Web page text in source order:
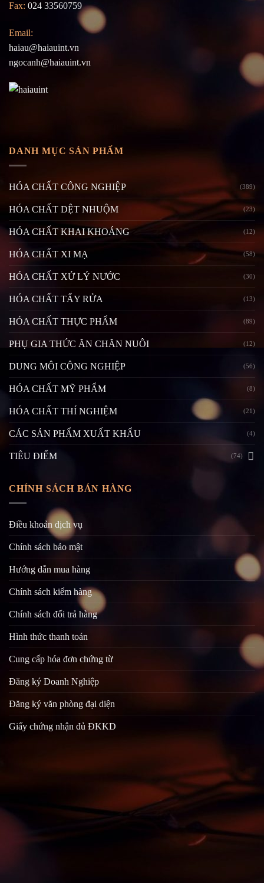
Fax: 024 33560759
Email:
haiau@haiauint.vn
ngocanh@haiauint.vn
DANH MỤC SẢN PHẨM
HÓA CHẤT CÔNG NGHIỆP (389)
HÓA CHẤT DỆT NHUỘM (23)
HÓA CHẤT KHAI KHOÁNG (12)
HÓA CHẤT XI MẠ (58)
HÓA CHẤT XỬ LÝ NƯỚC (30)
HÓA CHẤT TẨY RỬA (13)
HÓA CHẤT THỰC PHẨM (89)
PHỤ GIA THỨC ĂN CHĂN NUÔI (12)
DUNG MÔI CÔNG NGHIỆP (56)
HÓA CHẤT MỸ PHẨM (8)
HÓA CHẤT THÍ NGHIỆM (21)
CÁC SẢN PHẨM XUẤT KHẨU (4)
TIÊU ĐIỂM (74)
CHÍNH SÁCH BÁN HÀNG
Điều khoản dịch vụ
Chính sách bảo mật
Hướng dẫn mua hàng
Chính sách kiểm hàng
Chính sách đổi trả hàng
Hình thức thanh toán
Cung cấp hóa đơn chứng từ
Đăng ký Doanh Nghiệp
Đăng ký văn phòng đại diện
Giấy chứng nhận đủ ĐKKD